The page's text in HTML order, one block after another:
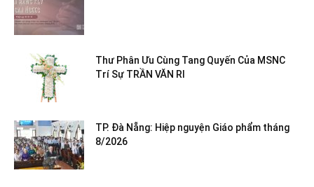
Thư Phân Ưu Cùng Tang Quyến Của MSNC
Trí Sự TRẦN VĂN RI
TP. Đà Nẵng: Hiệp nguyện Giáo phẩm tháng
8/2026